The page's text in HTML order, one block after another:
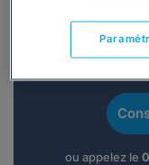
Vous
ou appelez le